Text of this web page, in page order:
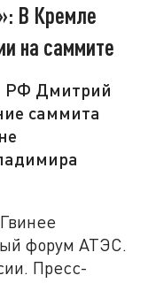
В Кремле
на саммите
РФ Дмитрий
саммита
форум АТЭС.
Пресс-